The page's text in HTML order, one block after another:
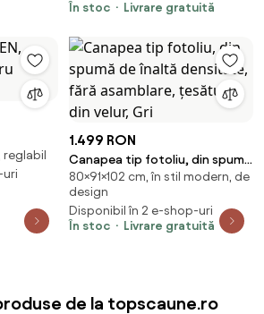
Maro Închis | Aosom Romania
În stoc
Livrare gratuită
reglabil
uri
1.499 RON
Canapea tip fotoliu, din spumă
de înaltă densitate, fără
asamblare, țesătură din velur,
Gri
80×91×102 cm, în stil modern, de
design
Disponibil în 2 e-shop-uri
În stoc
Livrare gratuită
de la topscaune.ro